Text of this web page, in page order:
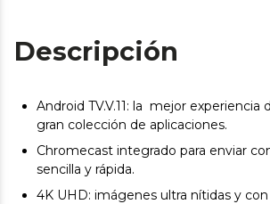
Descripción
Android TV.V.11: la mejor experiencia
gran colección de aplicaciones.
Chromecast integrado para enviar
sencilla y rápida.
4K UHD: imágenes ultra nítidas y